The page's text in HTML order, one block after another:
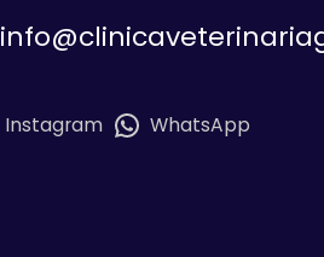
Instagram WhatsApp